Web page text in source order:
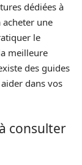
dédiées à
acheter une
le
meilleure
des guides
dans vos
consulter